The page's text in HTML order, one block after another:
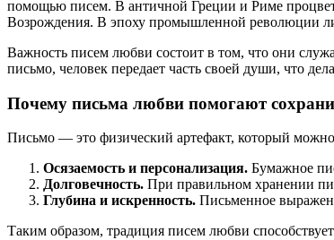
помощью писем. В античной Греции и Риме
Возрождения. В эпоху промышленной революции
Важность писем любви состоит в том, что они
письмо, человек передает часть своей души, что
Почему письма любви помогают
Письмо — это физический артефакт, который
Осязаемость и персонализация. Бумажное
Долговечность. При правильном хранении
Глубина и искренность. Письменное
Таким образом, традиция писем любви